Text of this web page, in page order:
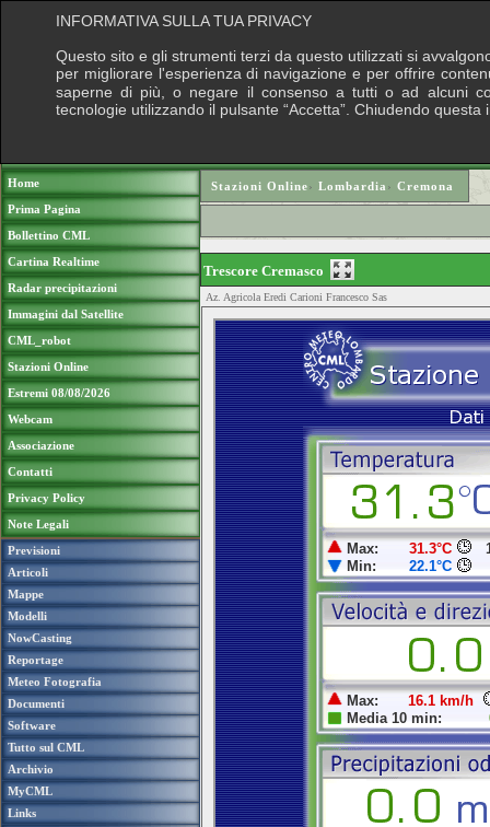
Home
Prima Pagina
Bollettino CML
Cartina Realtime
Radar precipitazioni
Immagini dal Satellite
CML_robot
Stazioni Online
Estremi 08/08/2026
Webcam
Associazione
Contatti
Privacy Policy
Note Legali
Previsioni
Articoli
Mappe
Modelli
NowCasting
Reportage
Meteo Fotografia
Documenti
Software
Tutto sul CML
Archivio
MyCML
Links
Stazioni Online› Lombardia › Cremona
Trescore Cremasco
Az. Agricola Eredi Carioni Francesco Sas
INFORMATIVA SULLA TUA PRIVACY
Questo sito e gli strumenti terzi da questo utilizzati si
per migliorare l'esperienza di navigazione e per offrire
saperne di più, o negare il consenso a tutti o ad alcuni
tecnologie utilizzando il pulsante “Accetta”. Chiudendo